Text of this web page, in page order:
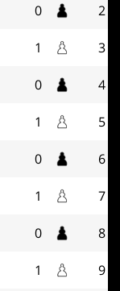
2
0
3
1
4
0
5
1
6
0
7
1
8
0
9
1